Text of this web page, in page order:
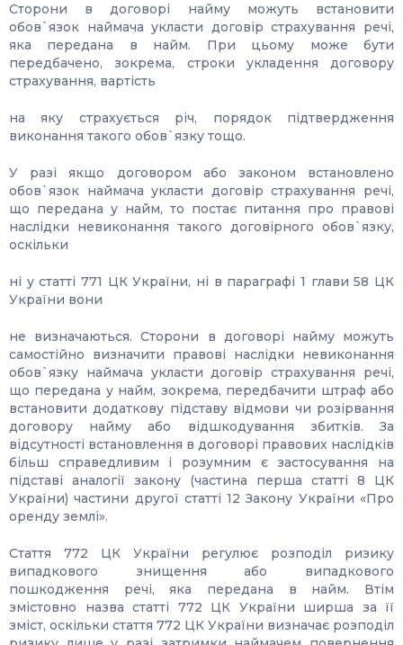
Сторони в договорі найму можуть встановити
обов`язок наймача укласти договір страхування речі,
яка передана в найм. При цьому може бути
передбачено, зокрема, строки укладення договору
страхування, вартість
на яку страхується річ, порядок підтвердження
виконання такого обов`язку тощо.
У разі якщо договором або законом встановлено
обов`язок наймача укласти договір страхування речі,
що передана у найм, то постає питання про правові
наслідки невиконання такого договірного обов`язку,
оскільки
ні у статті 771 ЦК України, ні в параграфі 1 глави 58 ЦК
України вони
не визначаються. Сторони в договорі найму можуть
самостійно визначити правові наслідки невиконання
обов`язку наймача укласти договір страхування речі,
що передана у найм, зокрема, передбачити штраф або
встановити додаткову підставу відмови чи розірвання
договору найму або відшкодування збитків. За
відсутності встановлення в договорі правових наслідків
більш справедливим і розумним є застосування на
підставі аналогії закону (частина перша статті 8 ЦК
України) частини другої статті 12 Закону України «Про
оренду землі».
Стаття 772 ЦК України регулює розподіл ризику
випадкового знищення або випадкового
пошкодження речі, яка передана в найм. Втім
змістовно назва статті 772 ЦК України ширша за її
зміст, оскільки стаття 772 ЦК України визначає розподіл